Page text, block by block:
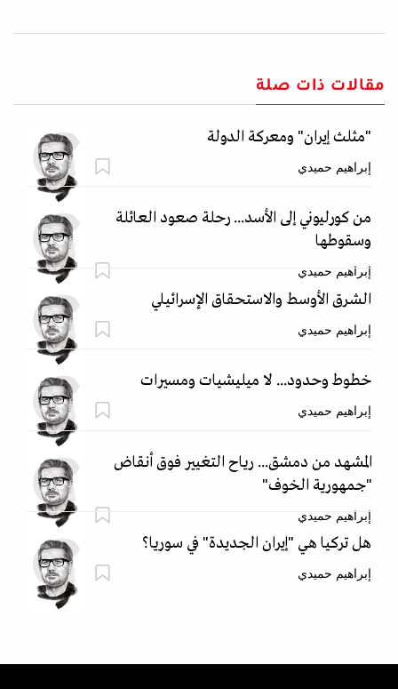
مقالات ذات صلة
"مثلث إيران" ومعركة الدولة
إبراهيم حميدي
من كورليوني إلى الأسد... رحلة صعود العائلة
وسقوطها
إبراهيم حميدي
الشرق الأوسط والاستحقاق الإسرائيلي
إبراهيم حميدي
خطوط وحدود... لا ميليشيات ومسيرات
إبراهيم حميدي
المشهد من دمشق... رياح التغيير فوق أنقاض
"جمهورية الخوف"
إبراهيم حميدي
هل تركيا هي "إيران الجديدة" في سوريا؟
إبراهيم حميدي